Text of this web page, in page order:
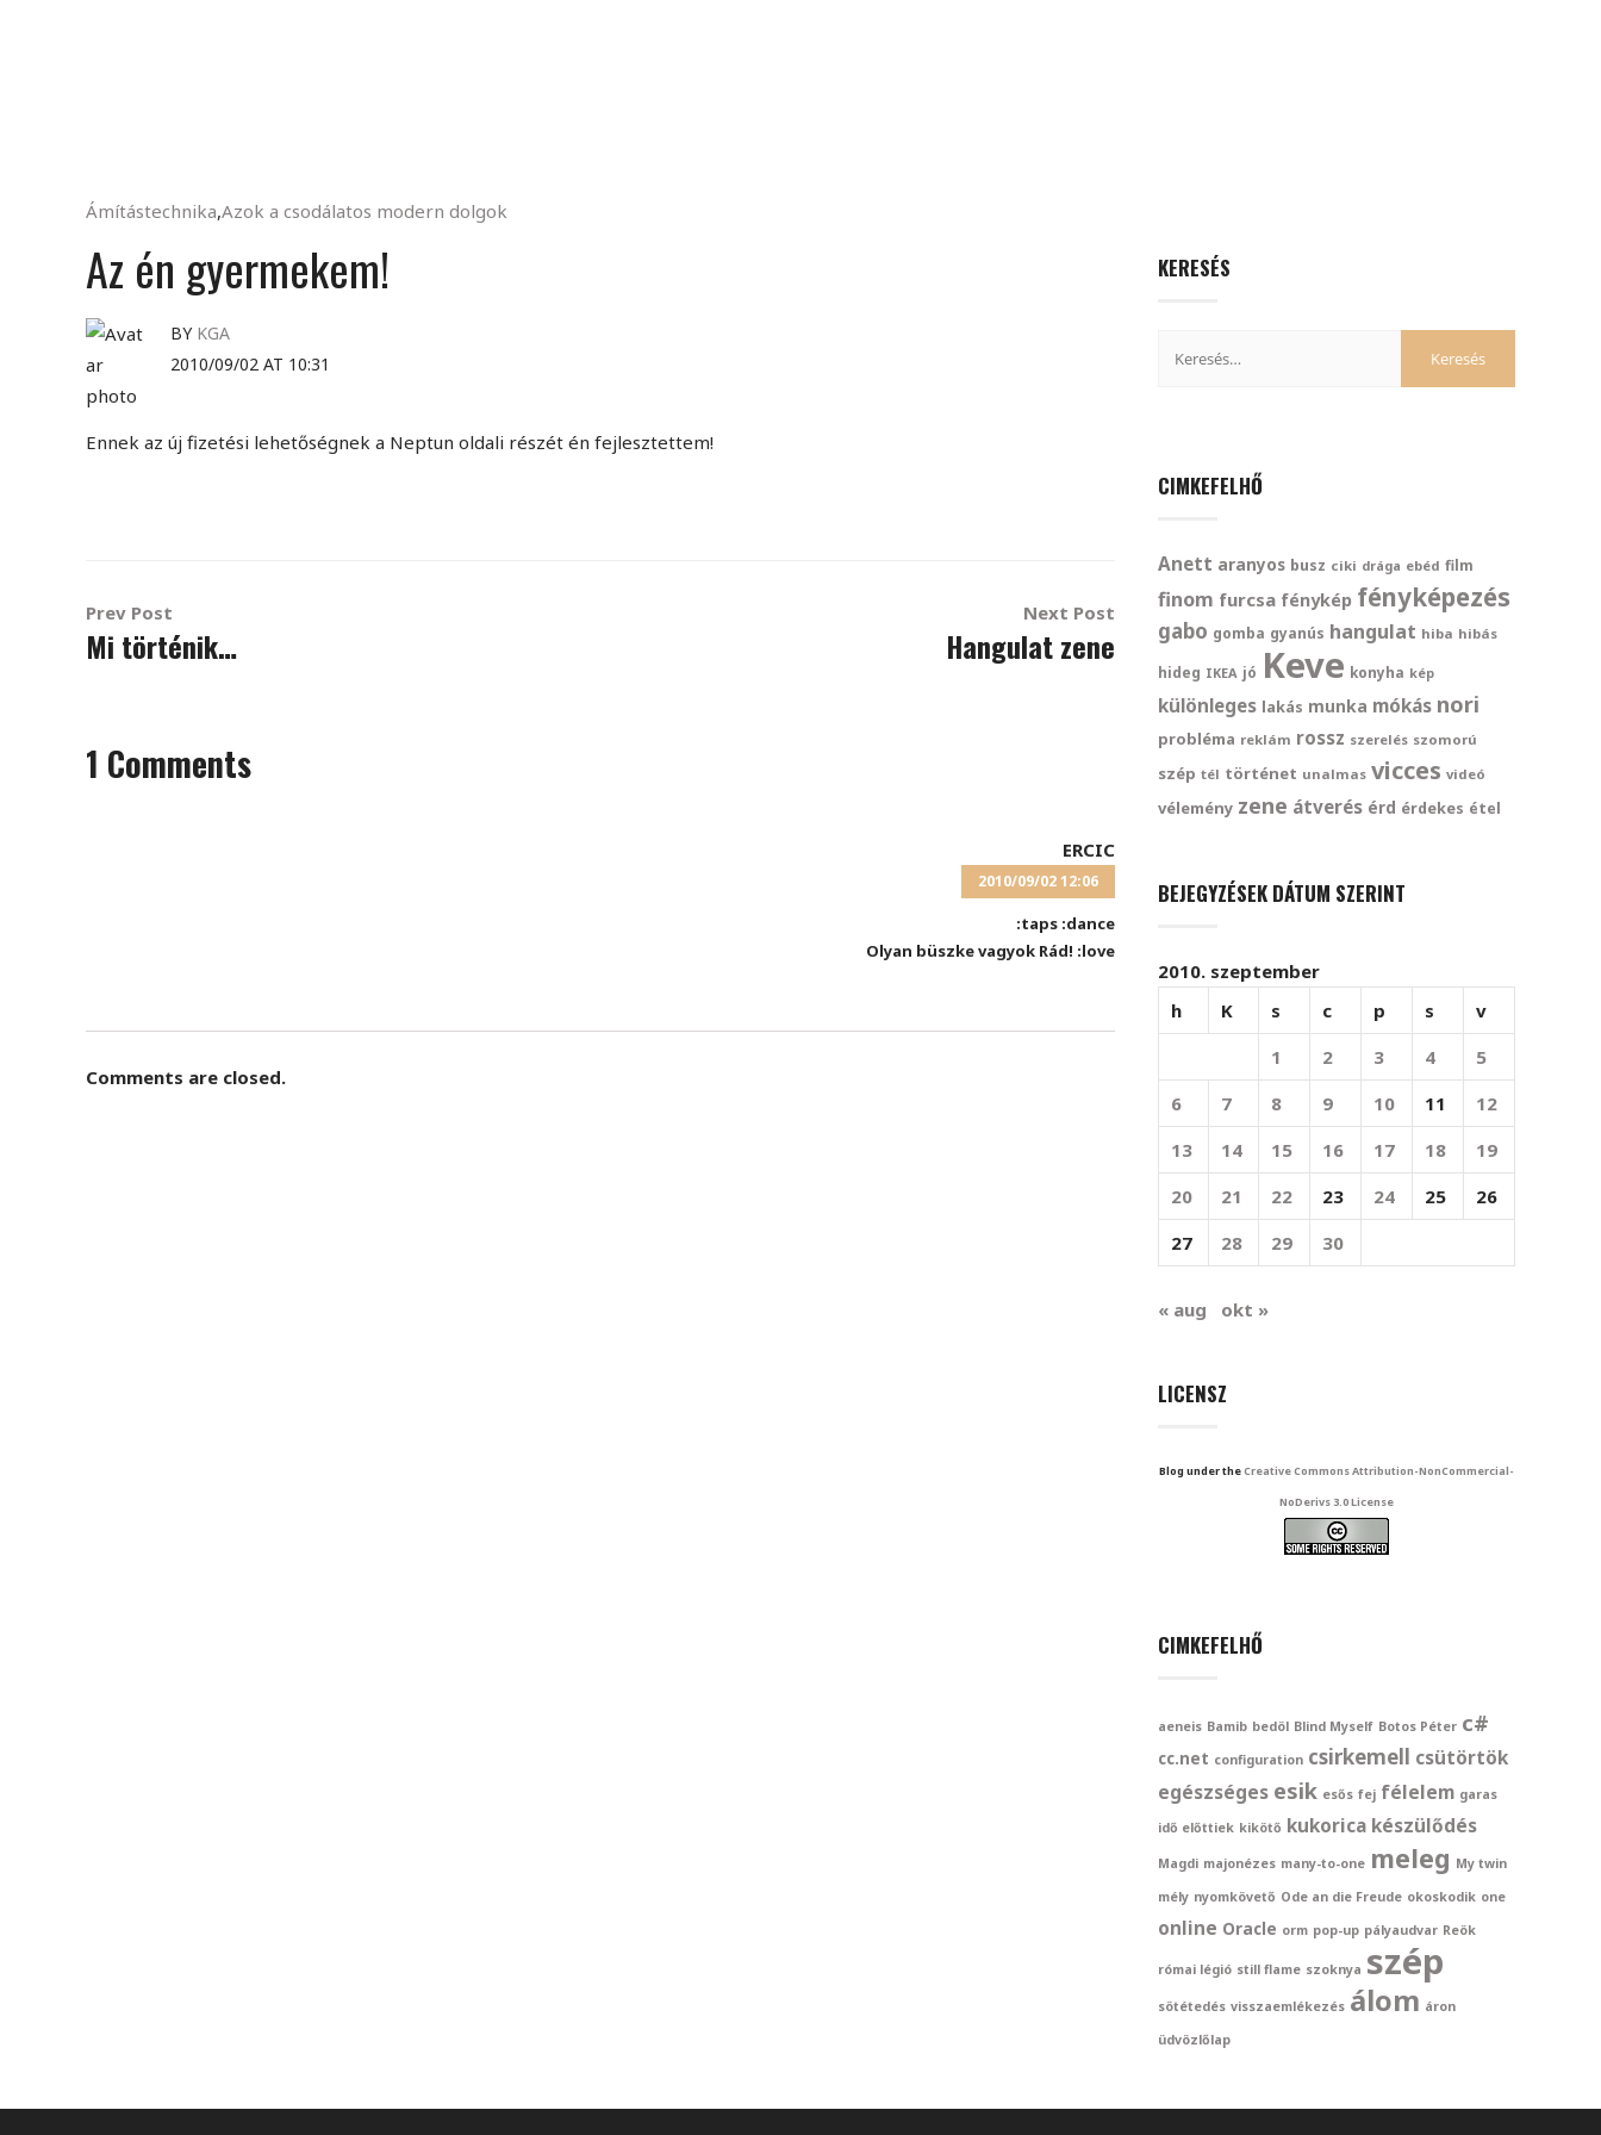
Ámítástechnika,Azok a csodálatos modern dolgok
Az én gyermekem!
BY KGA
2010/09/02 AT 10:31
Ennek az új fizetési lehetőségnek a Neptun oldali részét én fejlesztettem!
Prev Post
Mi történik…
Next Post
Hangulat zene
1 Comments
ERCIC
2010/09/02 12:06
:taps :dance
Olyan büszke vagyok Rád! :love
Comments are closed.
KERESÉS
CIMKEFELHŐ
Anett aranyos busz ciki drága ebéd film
finom furcsa fénykép fényképezés
gabo gomba gyanús hangulat hiba hibás
hideg IKEA jó Keve konyha kép
különleges lakás munka mókás nori
probléma reklám rossz szerelés szomorú
szép tél történet unalmas vicces videó
vélemény zene átverés érd érdekes étel
BEJEGYZÉSEK DÁTUM SZERINT
2010. szeptember
h
K s c p s
v
1
2 3 4
5
6
7 8 9 10 11
12
13
14 15 16 17 18
19
20
21 22 23 24 25
26
27
28 29 30
« aug okt »
LICENSZ
Blog under theCreative Commons Attribution-NonCommercial-
NoDerivs 3.0 License
CIMKEFELHŐ
aeneis Bamib bedöl Blind Myself Botos Péter c#
cc.net configuration csirkemell csütörtök
egészséges esik esős fej félelem garas
idő előttiek kikötő kukorica készülődés
Magdi majonézes many-to-one meleg My twin
mély nyomkövető Ode an die Freude okoskodik one
online Oracle orm pop-up pályaudvar Reök
római légió still flame szoknya szép
sötétedés visszaemlékezés álom áron
üdvözlőlap